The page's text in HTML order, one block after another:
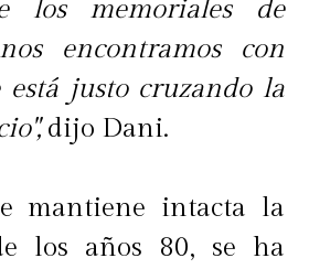
los memoriales de
encontramos con
está justo cruzando la
dijo Dani.
mantiene intacta la
los años 80, se ha